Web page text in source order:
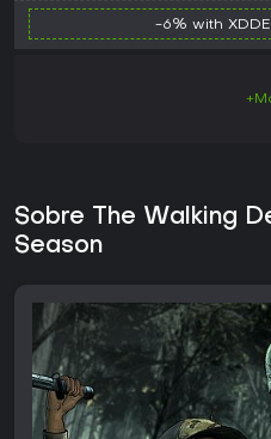
-6% with
Sobre The Walking
Season